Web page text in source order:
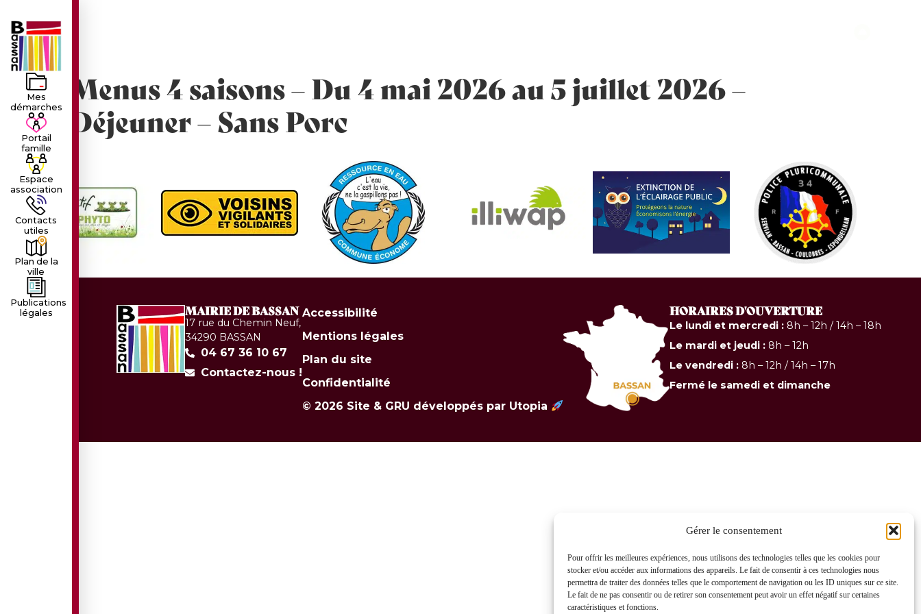
Gérer le consentement
Pour offrir les meilleures expériences, nous utilisons des technologies telles que les cookies pour
stocker et/ou accéder aux informations des appareils. Le fait de consentir à ces technologies nous
permettra de traiter des données telles que le comportement de navigation ou les ID uniques sur ce site.
Le fait de ne pas consentir ou de retirer son consentement peut avoir un effet négatif sur certaines
caractéristiques et fonctions.
Mes
démarches
Portail
famille
Espace
association
Contacts
utiles
Plan de la
ville
Publications
légales
Menus 4 saisons – Du 4 mai 2026 au 5 juillet 2026 –
Déjeuner – Sans Porc
MAIRIE DE BASSAN
17 rue du Chemin Neuf,
34290 BASSAN
04 67 36 10 67
Contactez-nous !
Accessibilité
Mentions légales
Plan du site
Confidentialité
© 2026 Site & GRU développés par Utopia
HORAIRES D'OUVERTURE
Le lundi et mercredi :8h – 12h / 14h – 18h
Le mardi et jeudi :8h – 12h
Le vendredi :8h – 12h / 14h – 17h
Fermé le samedi et dimanche